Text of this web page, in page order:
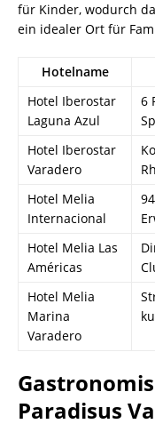
für Kinder, wodurch
ein idealer Ort für
Hotelname
Hotel Iberostar
Laguna Azul
6
Hotel Iberostar
Varadero
Hotel Melia
Internacional
Hotel Melia Las
Américas
Hotel Melia
Marina
Varadero
Paradisus